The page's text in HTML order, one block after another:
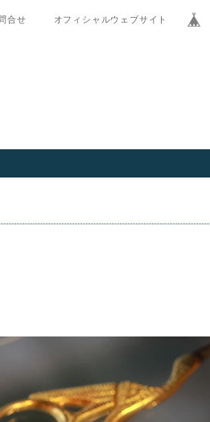
合せ オフィシャルウェブサイト